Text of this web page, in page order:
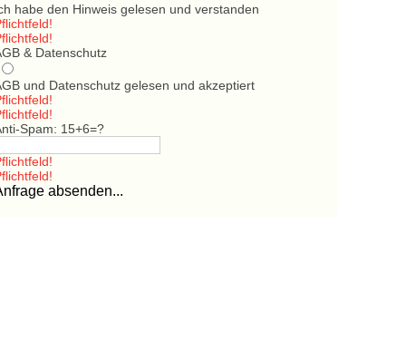
habe den Hinweis gelesen und verstanden
& Datenschutz
und Datenschutz gelesen und akzeptiert
Spam: 15+6=?
absenden...